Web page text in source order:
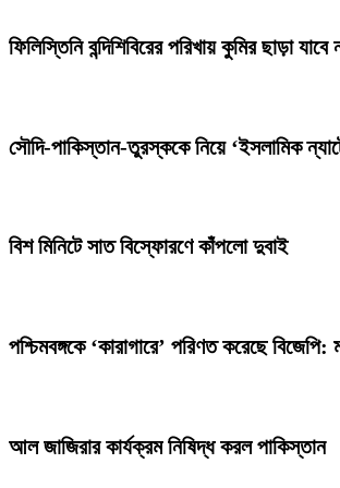
ফিলিস্তিনি বন্দিশিবিরের পরিখায় কুমির ছাড়া
সৌদি-পাকিস্তান-তুরস্ককে নিয়ে ‘ইসলামিক
বিশ মিনিটে সাত বিস্ফোরণে কাঁপলো দুবাই
পশ্চিমবঙ্গকে ‘কারাগারে’ পরিণত করেছে বিজেপি:
আল জাজিরার কার্যক্রম নিষিদ্ধ করল পাকিস্তান